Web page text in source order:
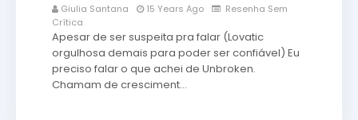
Giulia Santana 15 Years Ago
Resenha Sem
Crítica
Apesar de ser suspeita pra falar (Lovatic
orgulhosa demais para poder ser confiável) Eu
preciso falar o que achei de Unbroken.
Chamam de cresciment…